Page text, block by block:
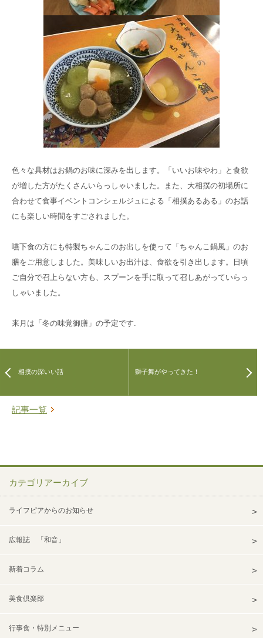
クリニック
サイト
色々な具材はお鍋のお味に深みを出します。「いいお味やわ」と食欲
が増した方がたくさんいらっしゃいました。また、大相撲の初場所に
合わせて食事イベントコンシェルジュによる「相撲あるある」のお話
にも楽しい時間をすごされました。
嚥下食の方にも特製ちゃんこのお出しを使って「ちゃんこ鍋風」のお
膳をご用意しました。美味しいお出汁は、食欲を引き出します。日頃
ご自分で召上らない方も、スプーンを手に取って召しあがっていらっ
しゃいました。
来月は「冬の味覚御膳」の予定です.
相撲の深いい話 獅子舞がやってきた！
記事一覧
カテゴリアーカイブ
ライフピアからのお知らせ
広報誌 「和音」
新着コラム
美食倶楽部
行事食・特別メニュー